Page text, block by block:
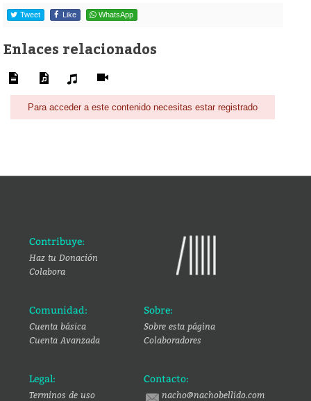
Tweet Like WhatsApp
Enlaces relacionados
Para acceder a este contenido necesitas estar registrado
Contribuye:
Haz tu Donación
Colabora
Comunidad:
Cuenta básica
Cuenta Avanzada
Sobre:
Sobre esta página
Colaboradores
Legal:
Terminos de uso
Contacto:
nacho@nachobellido.com